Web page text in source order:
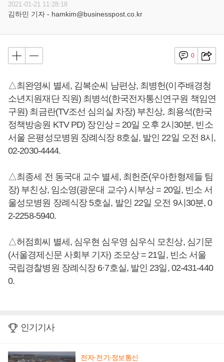
2021-01-21 11:28:18
김하민 기자 - hamkim@businesspost.co.kr
0
△최완영씨 별세, 김복순씨 남편상, 최병헌(이주배경청
소년지원재단 직원) 최병석(한국전자통신연구원 책임연
구원) 최금란(TV조선 심의실 차장) 부친상, 최용석(한국
정책방송원 KTV PD) 장인상 = 20일 오후 2시30분, 빈소
서울 은평성모병원 장례식장 8호실, 발인 22일 오전 8시,
02-2030-4444.
△최종세 전 동국대 교수 별세, 최헌준(우아한형제들 팀
장) 부친상, 임소영(광운대 교수) 시부상 = 20일, 빈소 서
울성모병원 장례식장 5호실, 발인 22일 오전 9시30분, 0
2-2258-5940.
△허점희씨 별세, 심우현 심우영 심우식 모친상, 심기문
(서울경제신문 사회부 기자) 조모상 = 21일, 빈소 서울
국립경찰병원 장례식장 6·7호실, 발인 23일, 02-431-440
0.
인기기사
전자·전기·정보통신